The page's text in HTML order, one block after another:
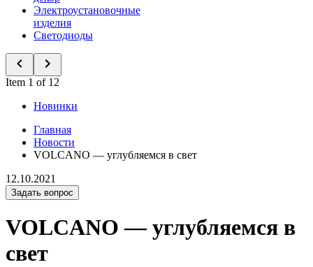
Электроустановочные
изделия
Светодиоды
Item 1 of 12
Новинки
Главная
Новости
VOLCANO — углубляемся в свет
12.10.2021
Задать вопрос
VOLCANO — углубляемся в
свет